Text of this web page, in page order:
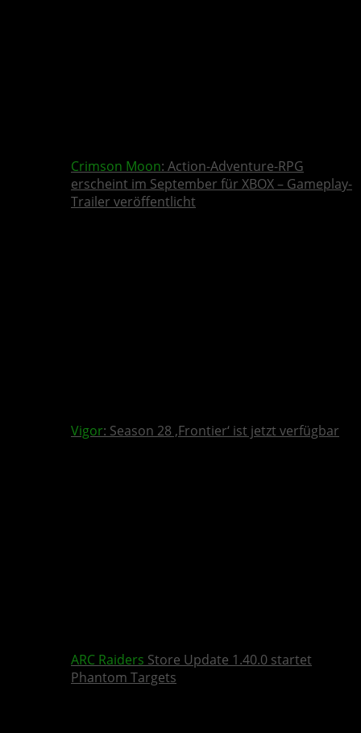
Crimson Moon: Action-Adventure-RPG
erscheint im September für XBOX – Gameplay-
Trailer veröffentlicht
Vigor: Season 28 ‚Frontier‘ ist jetzt verfügbar
ARC Raiders Store Update 1.40.0 startet
Phantom Targets